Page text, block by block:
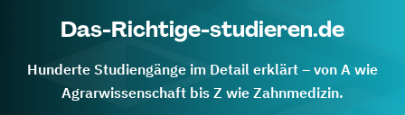
Das-Richtige-studieren.de
Hunderte Studiengänge im Detail erklärt – von A wie
Agrarwissenschaft bis Z wie Zahnmedizin.